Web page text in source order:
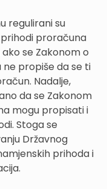
regulirani su
proračuna
se Zakonom o
propiše da se ti
Nadalje,
da se Zakonom
mogu propisati i
Stoga se
Državnog
prihoda i